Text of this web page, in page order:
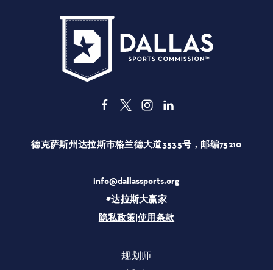
德克萨斯州达拉斯市格兰德大道3535号，邮编75210
info@dallassports.org
#达拉斯大赢家
隐私政策|使用条款
规划师